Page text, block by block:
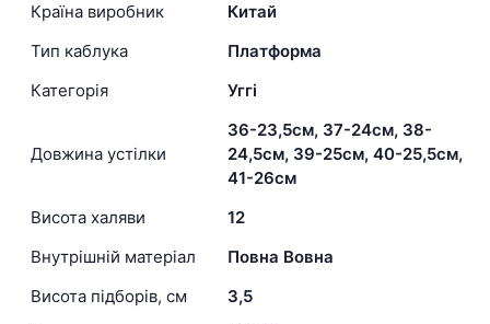
Країна виробник
Китай
Тип каблука
Платформа
Категорія
Уггі
Довжина устілки
36-23,5см, 37-24см, 38-
24,5см, 39-25см, 40-25,5см,
41-26см
Висота халяви
12
Внутрішній матеріал
Повна Вовна
Висота підборів, см
3,5